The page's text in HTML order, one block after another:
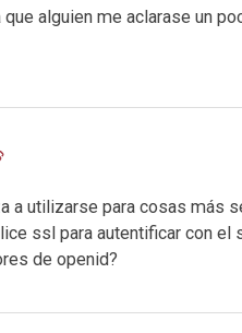
alguien me aclarase un
a utilizarse para cosas más
ssl para autentificar con el
de openid?